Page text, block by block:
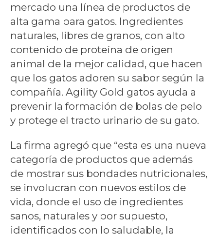
mercado una línea de productos de
alta gama para gatos. Ingredientes
naturales, libres de granos, con alto
contenido de proteína de origen
animal de la mejor calidad, que hacen
que los gatos adoren su sabor según la
compañía. Agility Gold gatos ayuda a
prevenir la formación de bolas de pelo
y protege el tracto urinario de su gato.
La firma agregó que “esta es una nueva
categoría de productos que además
de mostrar sus bondades nutricionales,
se involucran con nuevos estilos de
vida, donde el uso de ingredientes
sanos, naturales y por supuesto,
identificados con lo saludable, la